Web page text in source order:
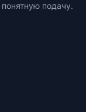
подачу.